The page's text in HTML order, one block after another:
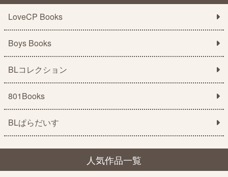
LoveCP Books
Boys Books
BLコレクション
801Books
BLぱらだいす
人気作品一覧